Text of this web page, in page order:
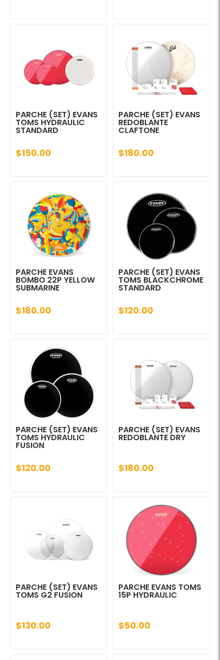
PARCHE (SET) EVANS
TOMS HYDRAULIC
STANDARD
$150.00
PARCHE (SET) EVANS
REDOBLANTE
CLAFTONE
$180.00
PARCHE EVANS
BOMBO 22P YELLOW
SUBMARINE
$180.00
PARCHE (SET) EVANS
TOMS BLACKCHROME
STANDARD
$120.00
PARCHE (SET) EVANS
TOMS HYDRAULIC
FUSION
$120.00
PARCHE (SET) EVANS
REDOBLANTE DRY
$180.00
PARCHE (SET) EVANS
TOMS G2 FUSION
$130.00
PARCHE EVANS TOMS
15P HYDRAULIC
$50.00